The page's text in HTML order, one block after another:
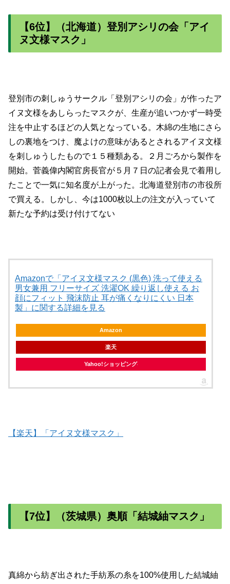
【6位】（北海道）登別アシリの会「アイ
ヌ文様マスク」
登別市の刺しゅうサークル「登別アシリの会」が作ったア
イヌ文様をあしらったマスクが、生産が追いつかず一時受
注を中止するほどの人気となっている。木綿の生地にさら
しの裏地をつけ、魔よけの意味があるとされるアイヌ文様
を刺しゅうしたもので１５種類ある。２月ごろから製作を
開始。菅義偉内閣官房長官が５月７日の記者会見で着用し
たことで一気に知名度が上がった。北海道登別市の市役所
で買える。しかし、今は1000枚以上の注文が入っていて
新たな予約は受け付けてない
Amazonで「アイヌ文様マスク (黒色) 洗って使える
男女兼用 フリーサイズ 洗濯OK 繰り返し使える お
顔にフィット 飛沫防止 耳が痛くなりにくい 日本
製」に関する詳細を見る
Amazon
楽天
Yahoo!ショッピング
【楽天】「アイヌ文様マスク」
【7位】（茨城県）奥順「結城紬マスク」
真綿から紡ぎ出された手紡系の糸を100%使用した結城紬